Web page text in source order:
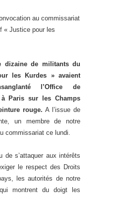
au commissariat
« Justice pour les
dizaine de militants du
les Kurdes » avaient
l’Office de
Paris sur les Champs
rouge. A l’issue de
un membre de notre
commissariat ce lundi.
de s’attaquer aux intérêts
le respect des Droits
les autorités de notre
montrent du doigt les